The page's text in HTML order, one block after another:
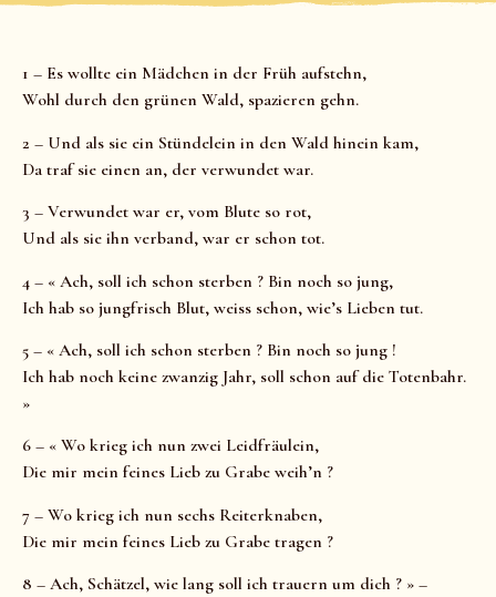
1 – Es wollte ein Mädchen in der Früh aufstehn,
Wohl durch den grünen Wald, spazieren gehn.
2 – Und als sie ein Stündelein in den Wald hinein kam,
Da traf sie einen an, der verwundet war.
3 – Verwundet war er, vom Blute so rot,
Und als sie ihn verband, war er schon tot.
4 – « Ach, soll ich schon sterben ? Bin noch so jung,
Ich hab so jungfrisch Blut, weiss schon, wie’s Lieben tut.
5 – « Ach, soll ich schon sterben ? Bin noch so jung !
Ich hab noch keine zwanzig Jahr, soll schon auf die Totenbahr.
»
6 – « Wo krieg ich nun zwei Leidfräulein,
Die mir mein feines Lieb zu Grabe weih’n ?
7 – Wo krieg ich nun sechs Reiterknaben,
Die mir mein feines Lieb zu Grabe tragen ?
8 – Ach, Schätzel, wie lang soll ich trauern um dich ? » –